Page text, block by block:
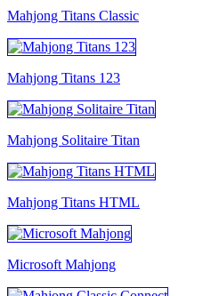
Mahjong Titans Classic
Mahjong Titans 123
Mahjong Solitaire Titan
Mahjong Titans HTML
Microsoft Mahjong